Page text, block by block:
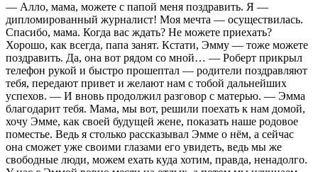
— Алло, мама, можете с папой меня поздравить. Я —
дипломированный журналист! Моя мечта — осуществилась.
Спасибо, мама. Когда вас ждать? Не можете приехать?
Хорошо, как всегда, папа занят. Кстати, Эмму — тоже можете
поздравить. Да, она вот рядом со мной… — Роберт прикрыл
телефон рукой и быстро прошептал — родители поздравляют
тебя, передают привет и желают нам с тобой дальнейших
успехов. — И вновь продолжил разговор с матерью. — Эмма
благодарит тебя. Мама, мы вот, решили поехать к нам домой,
хочу Эмме, как своей будущей жене, показать наше родовое
поместье. Ведь я столько рассказывал Эмме о нём, а сейчас
она сможет уже своими глазами его увидеть, ведь мы же
свободные люди, можем ехать куда хотим, правда, ненадолго.